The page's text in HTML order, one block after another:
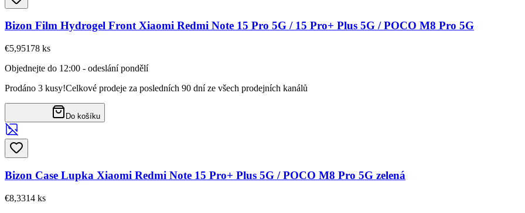
Bizon Film Hydrogel Front Xiaomi Redmi Note 15 Pro 5G / 15 Pro+ Plus 5G / POCO M8 Pro 5G
€5,95178 ks
Objednejte do 12:00 - odeslání pondělí
Prodáno 3 kusy!Celkové prodeje za posledních 90 dní ze všech prodejních kanálů
Do košíku
Bizon Case Lupka Xiaomi Redmi Note 15 Pro+ Plus 5G / POCO M8 Pro 5G zelená
€8,3314 ks